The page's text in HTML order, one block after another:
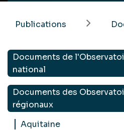
Publications
Documents de
national
Documents des
régionaux
Aquitaine